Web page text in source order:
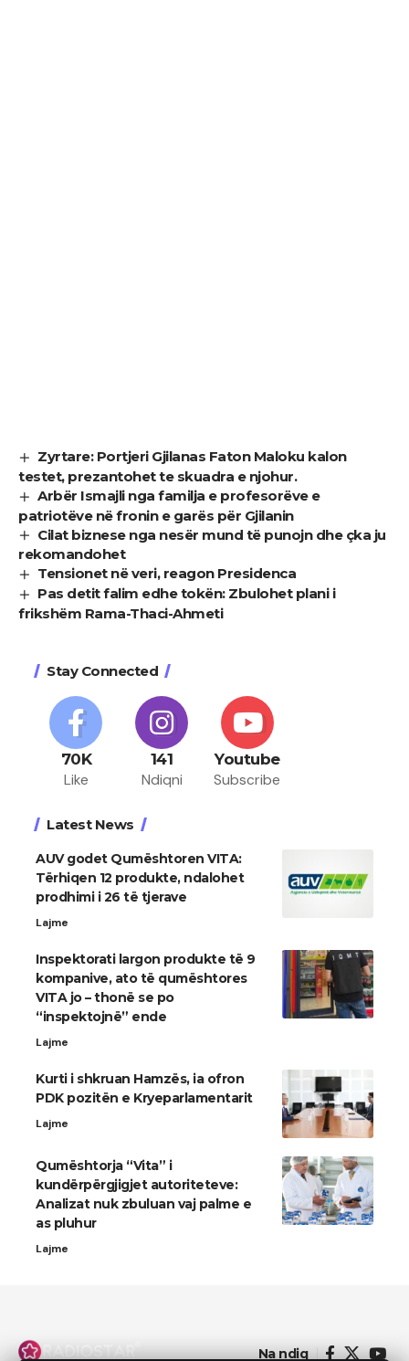
Zyrtare: Portjeri Gjilanas Faton Maloku kalon
testet, prezantohet te skuadra e njohur.
Arbër Ismajli nga familja e profesorëve e
patriotëve në fronin e garës për Gjilanin
Cilat biznese nga nesër mund të punojn dhe çka ju
rekomandohet
Tensionet në veri, reagon Presidenca
Pas detit falim edhe tokën: Zbulohet plani i
frikshëm Rama-Thaci-Ahmeti
Stay Connected
70K
Like
141
Ndiqni
Youtube
Subscribe
Latest News
AUV godet Qumështoren VITA:
Tërhiqen 12 produkte, ndalohet
prodhimi i 26 të tjerave
Lajme
Inspektorati largon produkte të 9
kompanive, ato të qumështores
VITA jo – thonë se po
“inspektojnë” ende
Lajme
Kurti i shkruan Hamzës, ia ofron
PDK pozitën e Kryeparlamentarit
Lajme
Qumështorja “Vita” i
kundërpërgjigjet autoriteteve:
Analizat nuk zbuluan vaj palme e
as pluhur
Lajme
Na ndiq